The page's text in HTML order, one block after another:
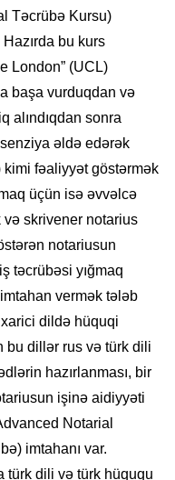
Təcrübə Kursu)
bu kurs
London” (UCL)
başa vurduqdan və
alındıqdan sonra
əldə edərək
kimi fəaliyyət göstərmək
üçün isə əvvəlcə
skrivener notarius
notariusun
təcrübəsi yığmaq
vermək tələb
dildə hüquqi
bu dillər rus və türk dili
hazırlanması, bir
işinə aidiyyəti
Notarial
imtahanı var.
türk dili və türk hüququ